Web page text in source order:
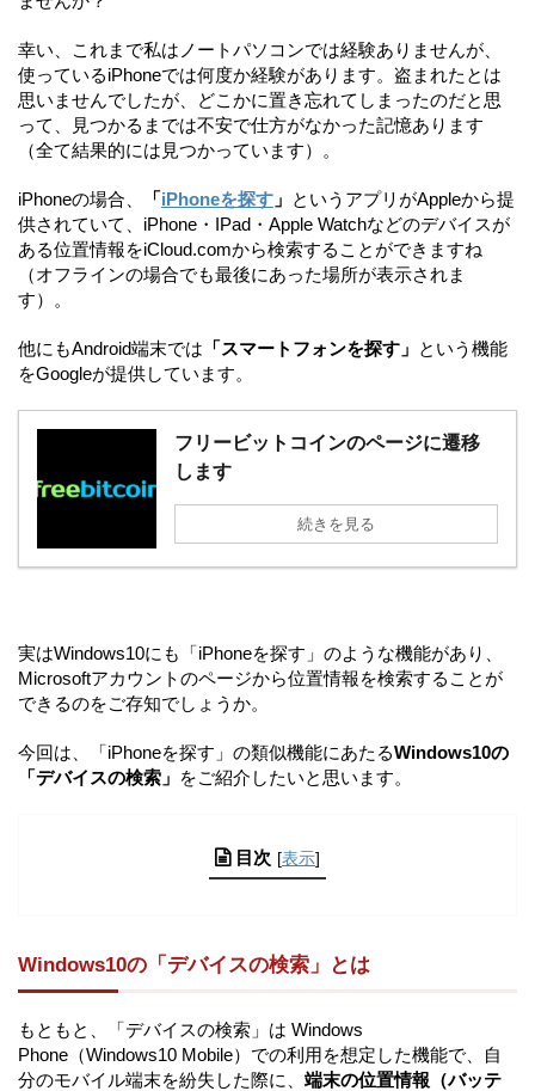
幸い、これまで私はノートパソコンでは経験ありませんが、
使っているiPhoneでは何度か経験があります。盗まれたとは
思いませんでしたが、どこかに置き忘れてしまったのだと思
って、見つかるまでは不安で仕方がなかった記憶あります
（全て結果的には見つかっています）。
iPhoneの場合、 「iPhoneを探す 」 というアプリがAppleから提
供されていて、iPhone・IPad・Apple Watchなどのデバイスが
ある位置情報をiCloud.comから検索することができますね
（オフラインの場合でも最後にあった場所が表示されま
す）。
他にもAndroid端末では 「スマートフォンを探す」 という機能
をGoogleが提供しています。
フリービットコインのページに遷移
します
続きを見る
実はWindows10にも「iPhoneを探す」のような機能があり、
Microsoftアカウントのページから位置情報を検索することが
できるのをご存知でしょうか。
今回は、「iPhoneを探す」の類似機能にあたるWindows10の
「デバイスの検索」 をご紹介したいと思います。
目次 [表示]
Windows10の「デバイスの検索」とは
もともと、「デバイスの検索」は Windows
Phone（Windows10 Mobile）での利用を想定した機能で、自
分のモバイル端末を紛失した際に、 端末の位置情報（バッテ